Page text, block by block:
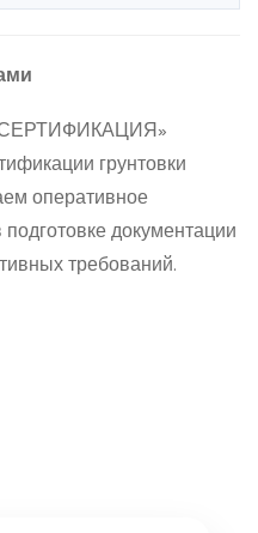
СЕРТИФИКАЦИЯ»
грунтовки
оперативное
документации
требований.